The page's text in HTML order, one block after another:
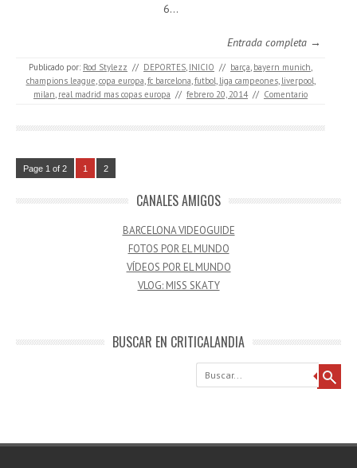
6…
Entrada completa →
Publicado por: Rod Stylezz // DEPORTES, INICIO // barça, bayern munich,
champions league,copa europa,fc barcelona,futbol, liga campeones, liverpool,
milan, real madrid mas copas europa // febrero 20, 2014 // Comentario
Page 1 of 2 1 2
CANALES AMIGOS
BARCELONA VIDEOGUIDE
FOTOS POR EL MUNDO
VÍDEOS POR EL MUNDO
VLOG: MISS SKATY
BUSCAR EN CRITICALANDIA
Buscar